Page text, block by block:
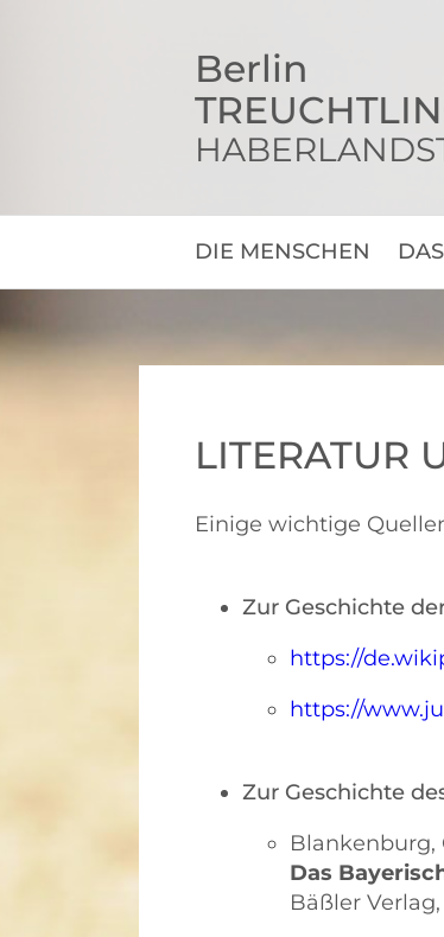
o
n
t
Berlin
DIE MENSCHEN
LITERATUR
Einige wichtige
Zur Geschichte
https://
https://
Zur Geschichte
Blankenburg,
Das
Bäßler